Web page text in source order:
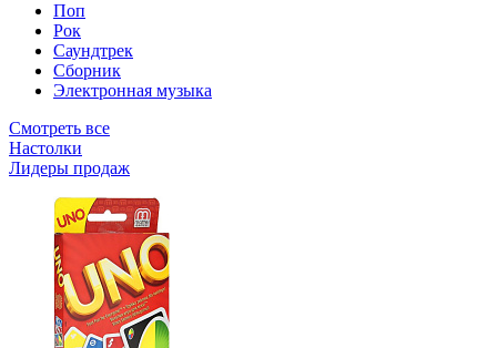
Поп
Рок
Саундтрек
Сборник
Электронная музыка
Смотреть все
Настолки
Лидеры продаж